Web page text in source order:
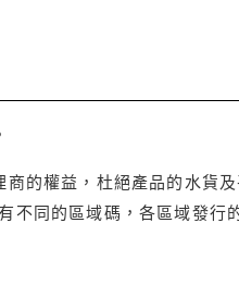
的權益，杜絕產品的水貨及
同的區域碼，各區域發